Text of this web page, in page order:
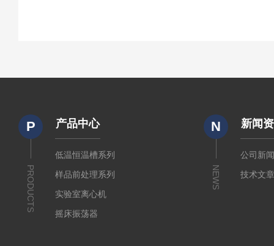
P
PRODUCTS
产品中心
低温恒温槽系列
样品前处理系列
实验室离心机
摇床振荡器
N
NEWS
新闻
公司新
技术文